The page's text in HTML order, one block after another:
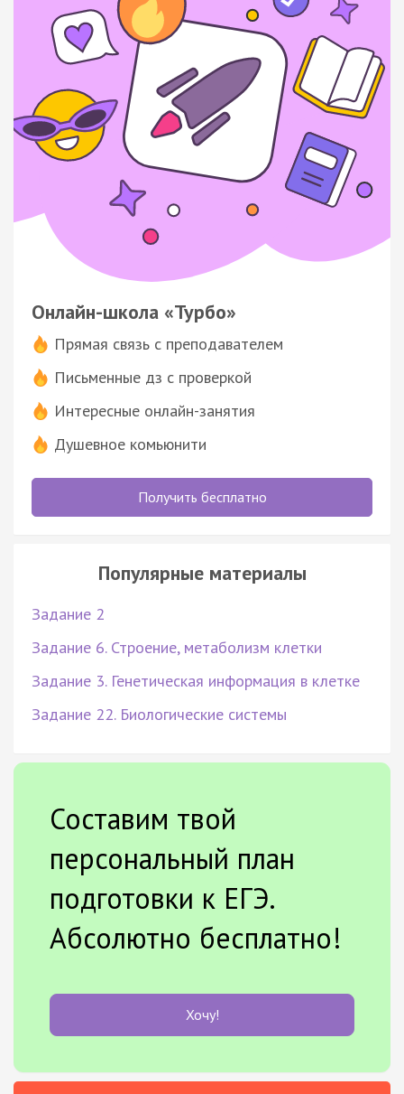
Онлайн-школа «Турбо»
Прямая связь с преподавателем
Письменные дз с проверкой
Интересные онлайн-занятия
Душевное комьюнити
Получить бесплатно
Популярные материалы
Задание 2
Задание 6. Строение, метаболизм клетки
Задание 3. Генетическая информация в клетке
Задание 22. Биологические системы
Составим твой
персональный план
подготовки к ЕГЭ.
Абсолютно бесплатно!
Хочу!